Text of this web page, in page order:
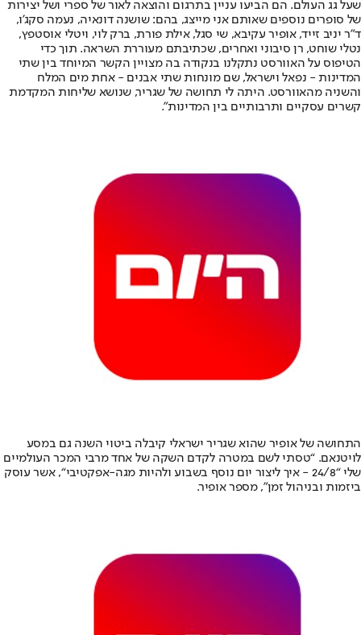
שעל גג העולם. הם הביעו עניין בתרגום והוצאה לאור של ספרי ושל יצירות
של סופרים נוספים שאותם אני מייצג, בהם: שושנה דונאיה, נעמה סקג’ו,
ד”ר יניב זייד, אופיר עקיבא, שי סגל, אילת פורת, ברק לוי, ויטלי אוסטפץ,
נטלי שוחט, רן סיבוני ואחרים, שכתיבתם מעוררת השראה. תוך כדי
הטיפוס על האוורסט נתקלנו בנקודה בה מצויין הקשר המיוחד בין שתי
המדינות - נפאל וישראל, שם מונחות שתי אבנים - אחת מים המלח
והשניה מהאוורסט. היתה לי תחושה של שגריר, שנושא שליחות המקדמת
קשרים עסקיים ותרבותיים בין המדינות”.
התחושה של אופיר שהוא שגריר ישראלי קיבלה ביטוי השנה גם במסע
לויטנאם. “טסתי לשם במטרה לקדם השקה של אחד מרבי המכר העולמיים
שלי “24/8 - איך ליצור יום נוסף בשבוע ולהיות מגה-אפקטיבי
“, אשר עוסק
ביזמות ובניהול זמן”, מספר אופיר.